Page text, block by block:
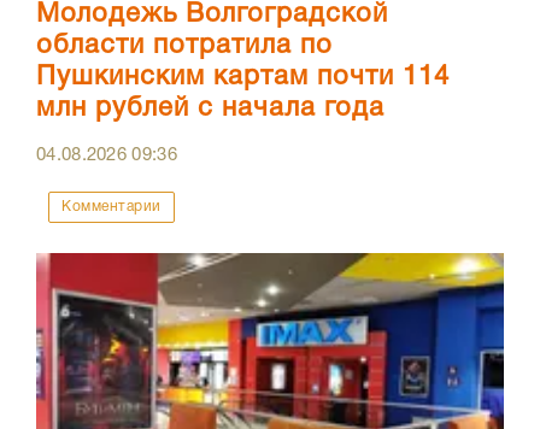
Молодежь Волгоградской
области потратила по
Пушкинским картам почти 114
млн рублей с начала года
04.08.202609:36
Комментарии